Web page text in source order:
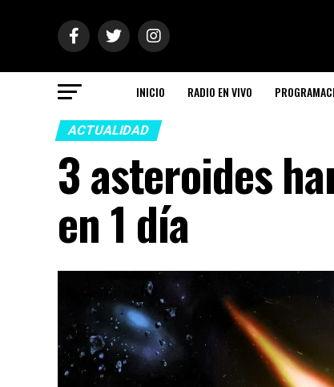
INICIO RADIO EN VIVO
ACTUALIDAD
3 asteroides
en 1 día